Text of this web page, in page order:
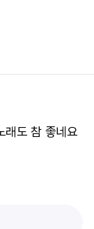
래도 참 좋네요